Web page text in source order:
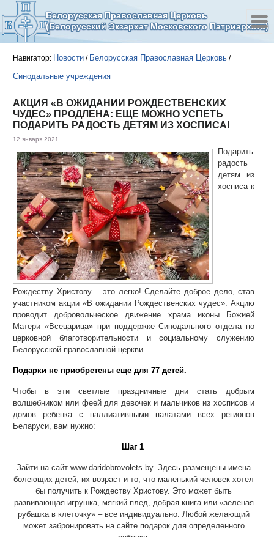
Белорусская Православная Церковь
(Белорусский Экзархат Московского Патриархата)
Навигатор: Новости / Белорусская Православная Церковь /
Синодальные учреждения
АКЦИЯ «В ОЖИДАНИИ РОЖДЕСТВЕНСКИХ
ЧУДЕС» ПРОДЛЕНА: ЕЩЕ МОЖНО УСПЕТЬ
ПОДАРИТЬ РАДОСТЬ ДЕТЯМ ИЗ ХОСПИСА!
12 января 2021
Подарить
радость
детям из
хосписа к
Рождеству Христову – это легко! Сделайте доброе дело, став
участником акции «В ожидании Рождественских чудес». Акцию
проводит добровольческое движение храма иконы Божией
Матери «Всецарица» при поддержке Синодального отдела по
церковной благотворительности и социальному служению
Белорусской православной церкви.
Подарки не приобретены еще для 77 детей.
Чтобы в эти светлые праздничные дни стать добрым
волшебником или феей для девочек и мальчиков из хосписов и
домов ребенка с паллиативными палатами всех регионов
Беларуси, вам нужно:
Шаг 1
Зайти на сайт www.daridobrovolets.by. Здесь размещены имена
болеющих детей, их возраст и то, что маленький человек хотел
бы получить к Рождеству Христову. Это может быть
развивающая игрушка, мягкий плед, добрая книга или «зеленая
рубашка в клеточку» – все индивидуально. Любой желающий
может забронировать на сайте подарок для определенного